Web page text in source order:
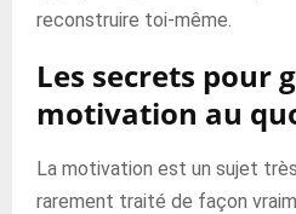
reconstruire toi-même.
Les secrets pour
motivation au
La motivation est un sujet
rarement traité de façon